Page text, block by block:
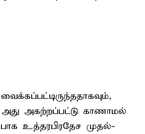
அது அகற்றப்பட்டு காணாமல்
உத்தரபிரதேச முதல்-